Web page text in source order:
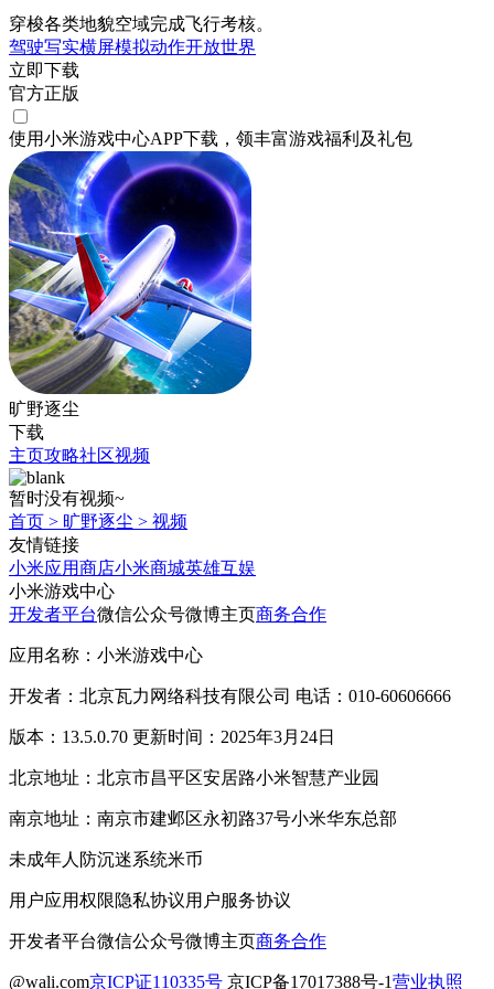
穿梭各类地貌空域完成飞行考核。
驾驶写实横屏模拟动作开放世界
立即下载
官方正版
使用小米游戏中心APP下载 ，领丰富游戏福利 及礼包
旷野逐尘
下载
主页攻略社区视频
暂时没有视频~
首页 > 旷野逐尘 > 视频
友情链接
小米应用商店小米商城英雄互娱
小米游戏中心
开发者平台微信公众号微博主页商务合作
应用名称：小米游戏中心
开发者：北京瓦力网络科技有限公司 电话：010-60606666
版本：13.5.0.70 更新时间：2025年3月24日
北京地址：北京市昌平区安居路小米智慧产业园
南京地址：南京市建邺区永初路37号小米华东总部
未成年人防沉迷系统米币
用户应用权限隐私协议用户服务协议
开发者平台微信公众号微博主页商务合作
@wali.com京ICP证110335号 京ICP备17017388号-1营业执照